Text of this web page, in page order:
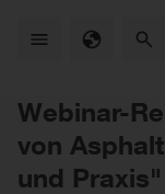
Webinar-
von
und Praxis"